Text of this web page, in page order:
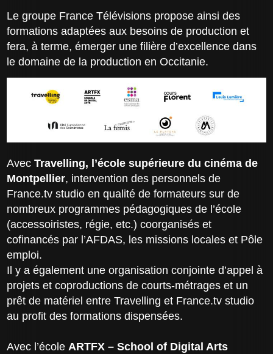
Le groupe France Télévisions propose ainsi des
formations adaptées aux besoins de production et
fera, à terme, émerger une filière d’excellence dans
le domaine de la production en Occitanie.
AvecTravelling, l’école supérieure du cinéma de
Montpellier, intervention des personnels de
France.tv studio en qualité de formateurs sur de
nombreux programmes pédagogiques de l’école
(accessoiristes, régie, etc.) coorganisés et
cofinancés par l’AFDAS, les missions locales et Pôle
emploi.
Il y a également une organisation conjointe d’appel à
projets et coproductions de courts-métrages et un
prêt de matériel entre Travelling et France.tv studio
au profit des formations dispensées.
Avec l’écoleARTFX – School of Digital Arts